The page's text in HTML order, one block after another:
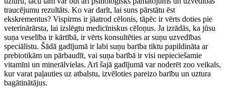
traucējumu rezultāts. Ko var darīt, lai suns pārstātu ēst
ekskrementus? Vispirms ir jāatrod cēlonis, tāpēc ir vērts doties pie
veterinārārsta, lai izslēgtu medicīniskus cēloņus. Ja izrādās, ka jūsu
suņa veselība ir kārtībā, ir vērts konsultēties ar suņu uzvedības
speciālistu. Šādā gadījumā ir labi suņu barība tiktu papildināta ar
prebiotikām un pārbaudīt, vai suņa barībā ir visi nepieciešamie
vitamīni un minerālvielas. Arī šajā gadījumā var noderēt zoo veikals,
kur varat paļauties uz atbalstu, izvēloties pareizo barību un uztura
bagātinātājus.